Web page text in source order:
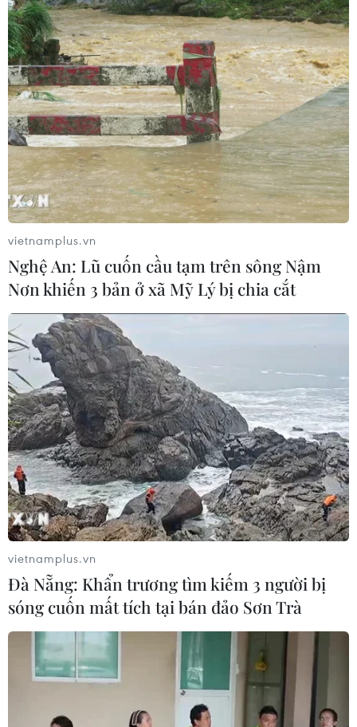
vietnamplus.vn
Nghệ An: Lũ cuốn cầu tạm trên sông Nậm
Nơn khiến 3 bản ở xã Mỹ Lý bị chia cắt
vietnamplus.vn
Đà Nẵng: Khẩn trương tìm kiếm 3 người bị
sóng cuốn mất tích tại bán đảo Sơn Trà